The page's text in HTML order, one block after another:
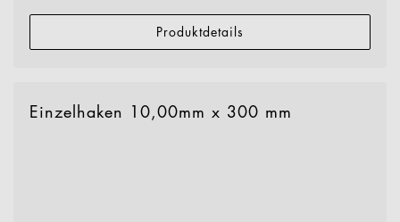
Produktdetails
Einzelhaken 10,00mm x 300 mm